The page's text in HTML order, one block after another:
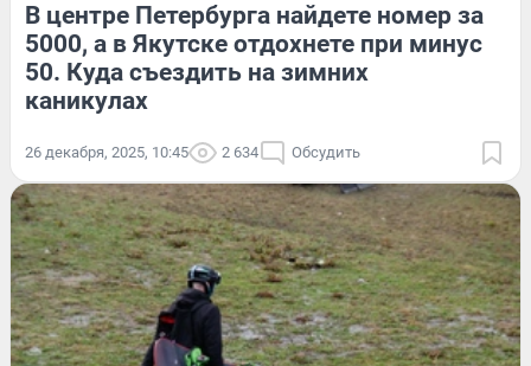
В центре Петербурга найдете номер за
5000, а в Якутске отдохнете при минус
50. Куда съездить на зимних
каникулах
26 декабря, 2025, 10:45 2 634 Обсудить